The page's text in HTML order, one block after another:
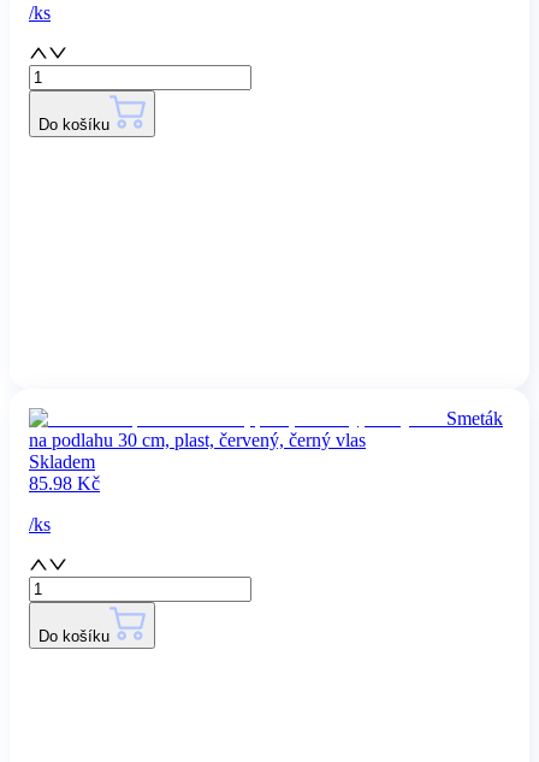
/ks
Do košíku
Smeták
na podlahu 30 cm, plast, červený, černý vlas
Skladem
85.98 Kč
/ks
Do košíku